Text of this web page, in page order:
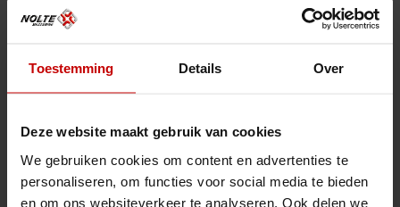
Toestemming Details Over
Deze website maakt gebruik van cookies
We gebruiken cookies om content en advertenties te
personaliseren, om functies voor social media te bieden
en om ons websiteverkeer te analyseren. Ook delen we